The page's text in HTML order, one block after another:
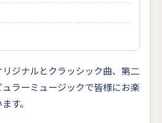
ジナルとクラッシック曲、第二
ラーミュージックで皆様にお楽
す。